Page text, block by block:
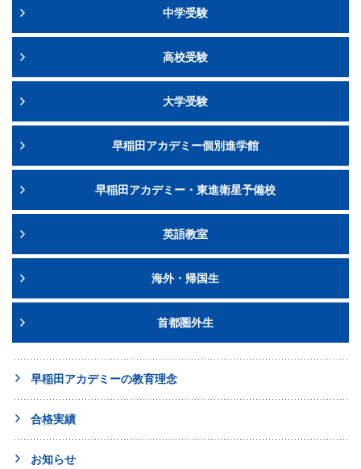
中学受験
高校受験
大学受験
早稲田アカデミー個別進学館
早稲田アカデミー・東進衛星予備校
英語教室
海外・帰国生
首都圏外生
早稲田アカデミーの教育理念
合格実績
お知らせ